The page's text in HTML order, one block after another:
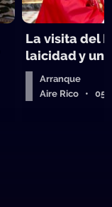
La visita del
laicidad y un
Arranque
Aire Rico •